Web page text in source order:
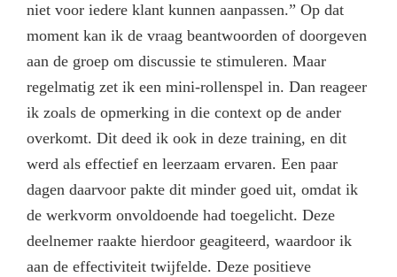
niet voor iedere klant kunnen aanpassen.” Op dat
moment kan ik de vraag beantwoorden of doorgeven
aan de groep om discussie te stimuleren. Maar
regelmatig zet ik een mini-rollenspel in. Dan reageer
ik zoals de opmerking in die context op de ander
overkomt. Dit deed ik ook in deze training, en dit
werd als effectief en leerzaam ervaren. Een paar
dagen daarvoor pakte dit minder goed uit, omdat ik
de werkvorm onvoldoende had toegelicht. Deze
deelnemer raakte hierdoor geagiteerd, waardoor ik
aan de effectiviteit twijfelde. Deze positieve